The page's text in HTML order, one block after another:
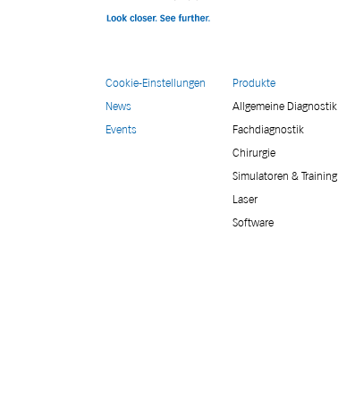
Cookie-Einstellungen
News
Events
Produkte
Allgemeine Diagnostik
Fachdiagnostik
Chirurgie
Simulatoren & Training
Laser
Software